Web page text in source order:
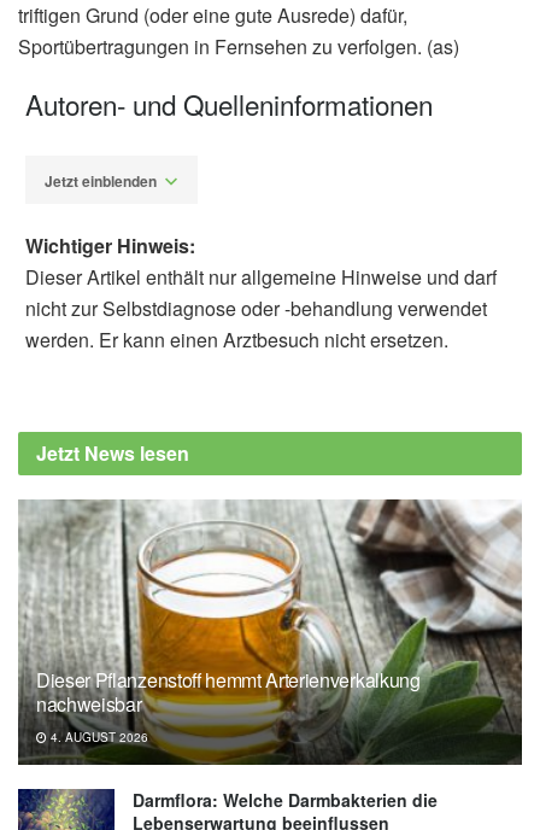
triftigen Grund (oder eine gute Ausrede) dafür,
Sportübertragungen in Fernsehen zu verfolgen. (as)
Autoren- und Quelleninformationen
Jetzt einblenden
Sato: Watching sport enhances well-being:
evidence from a multi-method approach; in:
22.03.2024),Sport Management Review
Waseda University: The joy of sports: How
watching sports can boost well-being
(veröffentlicht 15.04.2024),Waseda
University
Wichtiger Hinweis:
Dieser Artikel enthält nur allgemeine Hinweise und darf
nicht zur Selbstdiagnose oder -behandlung verwendet
werden. Er kann einen Arztbesuch nicht ersetzen.
Jetzt News lesen
Dieser Pflanzenstoff hemmt Arterienverkalkung
nachweisbar
4. AUGUST 2026
Darmflora: Welche Darmbakterien die
Lebenserwartung beeinflussen